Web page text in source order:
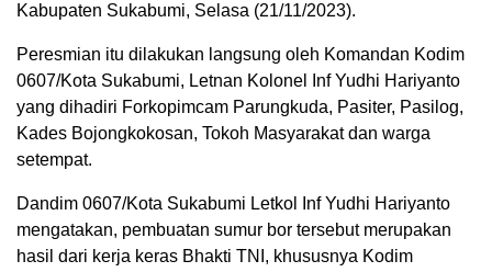
Kabupaten Sukabumi, Selasa (21/11/2023).
Peresmian itu dilakukan langsung oleh Komandan Kodim
0607/Kota Sukabumi, Letnan Kolonel Inf Yudhi Hariyanto
yang dihadiri Forkopimcam Parungkuda, Pasiter, Pasilog,
Kades Bojongkokosan, Tokoh Masyarakat dan warga
setempat.
Dandim 0607/Kota Sukabumi Letkol Inf Yudhi Hariyanto
mengatakan, pembuatan sumur bor tersebut merupakan
hasil dari kerja keras Bhakti TNI, khususnya Kodim